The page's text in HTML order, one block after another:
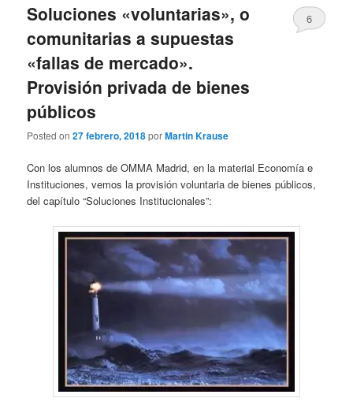
Soluciones «voluntarias», o
comunitarias a supuestas
«fallas de mercado».
Provisión privada de bienes
públicos
Posted on27 febrero, 2018porMartin Krause
6
Con los alumnos de OMMA Madrid, en la material Economía e
Instituciones, vemos la provisión voluntaria de bienes públicos,
del capítulo “Soluciones Institucionales”: